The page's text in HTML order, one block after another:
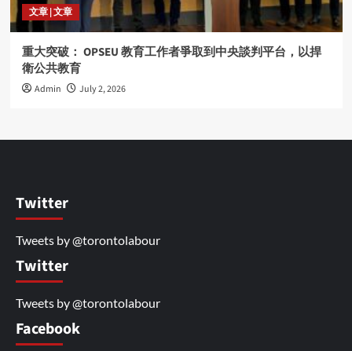
文章 | 文章
重大突破： OPSEU 教育工作者爭取到中央談判平台，以捍
衛公共教育
Admin July 2, 2026
Twitter
Tweets by @torontolabour
Twitter
Tweets by @torontolabour
Facebook